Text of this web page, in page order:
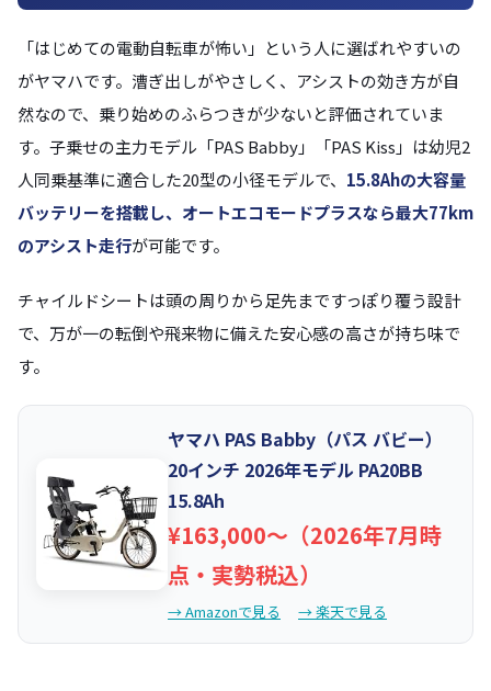
「はじめての電動自転車が怖い」という人に選ばれやすいの
がヤマハです。漕ぎ出しがやさしく、アシストの効き方が自
然なので、乗り始めのふらつきが少ないと評価されていま
す。子乗せの主力モデル「PAS Babby」「PAS Kiss」は幼児2
人同乗基準に適合した20型の小径モデルで、 15.8Ahの大容量
バッテリーを搭載し、オートエコモードプラスなら最大77km
のアシスト走行が可能です。
チャイルドシートは頭の周りから足先まですっぽり覆う設計
で、万が一の転倒や飛来物に備えた安心感の高さが持ち味で
す。
ヤマハ PAS Babby（パス バビー）
20インチ 2026年モデル PA20BB
15.8Ah
¥163,000〜（2026年7月時
点・実勢税込）
→ Amazonで見る → 楽天で見る